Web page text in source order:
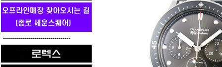
----------------------------------